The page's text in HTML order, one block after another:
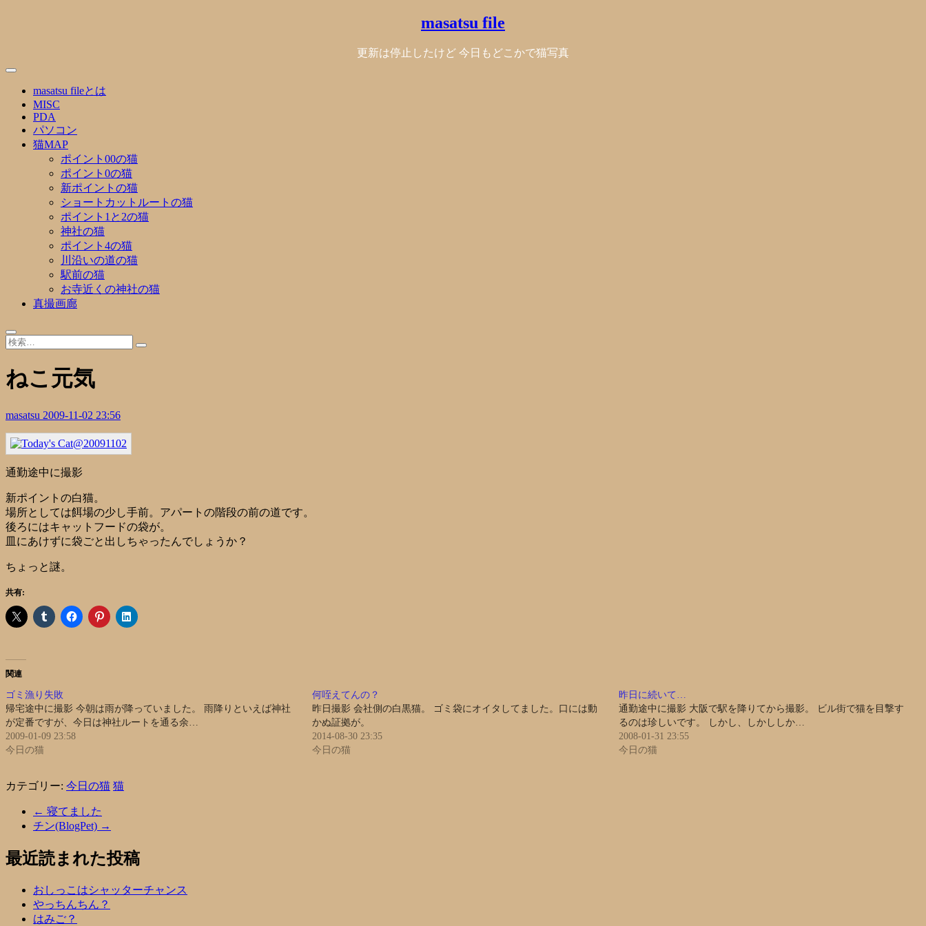
masatsu file
更新は停止したけど 今日もどこかで猫写真
masatsu fileとは
MISC
PDA
パソコン
猫MAP
ポイント00の猫
ポイント0の猫
新ポイントの猫
ショートカットルートの猫
ポイント1と2の猫
神社の猫
ポイント4の猫
川沿いの道の猫
駅前の猫
お寺近くの神社の猫
真撮画廊
ねこ元気
masatsu 2009-11-02 23:56
通勤途中に撮影
新ポイントの白猫。
場所としては餌場の少し手前。アパートの階段の前の道です。
後ろにはキャットフードの袋が。
皿にあけずに袋ごと出しちゃったんでしょうか？
ちょっと謎。
共有:
関連
ゴミ漁り失敗
帰宅途中に撮影 今朝は雨が降っていました。 雨降りといえば神社
が定番ですが、今日は神社ルートを通る余…
2009-01-09 23:58
今日の猫
何咥えてんの？
昨日撮影 会社側の白黒猫。 ゴミ袋にオイタしてました。口には動
かぬ証拠が。
2014-08-30 23:35
今日の猫
昨日に続いて…
通勤途中に撮影 大阪で駅を降りてから撮影。 ビル街で猫を目撃す
るのは珍しいです。 しかし、しかししか…
2008-01-31 23:55
今日の猫
カテゴリー: 今日の猫 猫
← 寝てました
チン(BlogPet) →
最近読まれた投稿
おしっこはシャッターチャンス
やっちんちん？
はみご？